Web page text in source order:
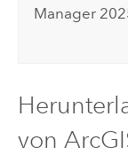
Manager
von